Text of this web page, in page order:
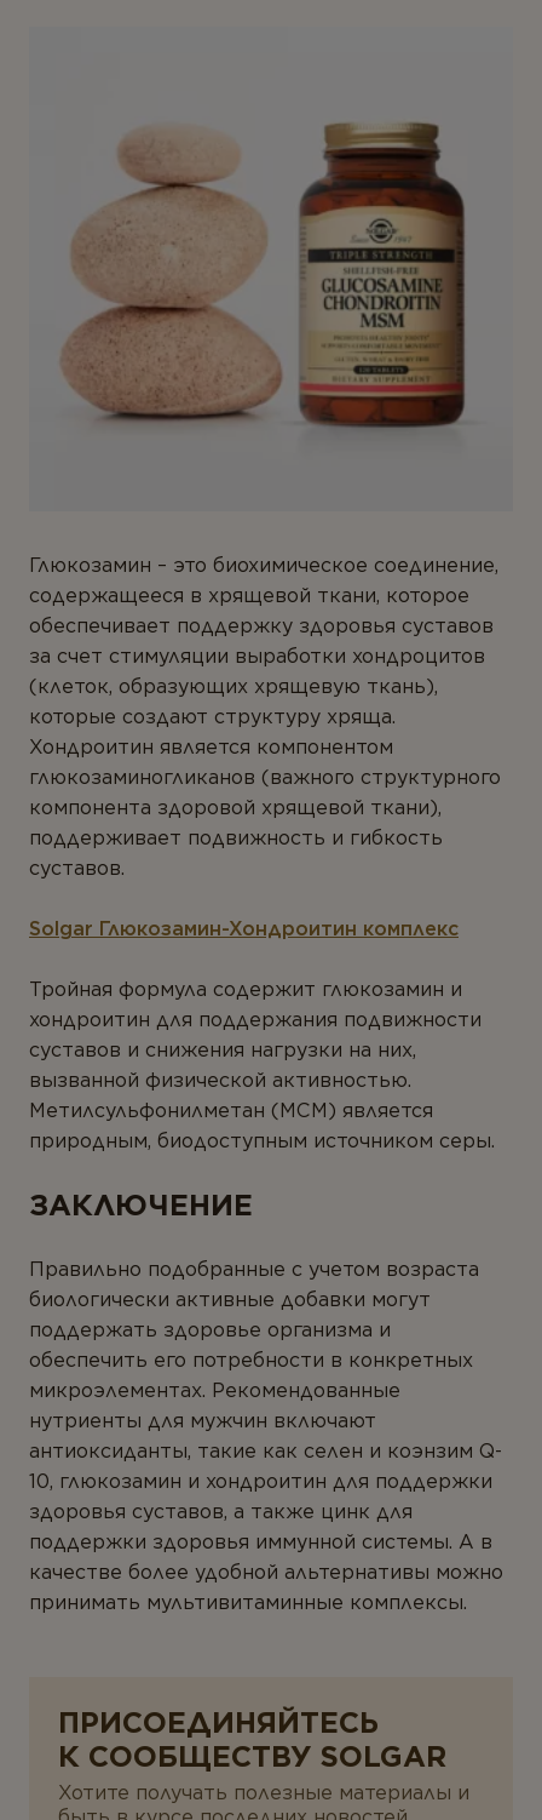
Глюкозамин – это биохимическое соединение,
содержащееся в хрящевой ткани, которое
обеспечивает поддержку здоровья суставов
за счет стимуляции выработки хондроцитов
(клеток, образующих хрящевую ткань),
которые создают структуру хряща.
Хондроитин является компонентом
глюкозаминогликанов (важного структурного
компонента здоровой хрящевой ткани),
поддерживает подвижность и гибкость
суставов.
Solgar Глюкозамин-Хондроитин комплекс
Тройная формула содержит глюкозамин и
хондроитин для поддержания подвижности
суставов и снижения нагрузки на них,
вызванной физической активностью.
Метилсульфонилметан (МСМ) является
природным, биодоступным источником серы.
ЗАКЛЮЧЕНИЕ
Правильно подобранные с учетом возраста
биологически активные добавки могут
поддержать здоровье организма и
обеспечить его потребности в конкретных
микроэлементах. Рекомендованные
нутриенты для мужчин включают
антиоксиданты, такие как селен и коэнзим Q-
10, глюкозамин и хондроитин для поддержки
здоровья суставов, а также цинк для
поддержки здоровья иммунной системы. А в
качестве более удобной альтернативы можно
принимать мультивитаминные комплексы.
ПРИСОЕДИНЯЙТЕСЬ
К СООБЩЕСТВУ SOLGAR
Хотите получать полезные материалы и